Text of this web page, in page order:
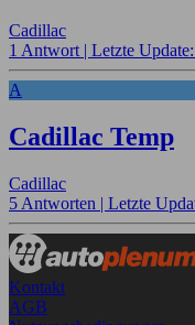
Cadillac
1 Antwort | Letzte
A
Cadillac Temp
Cadillac
5 Antworten | Letzte
Kontakt
AGB